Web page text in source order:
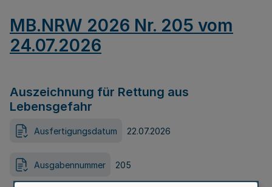
MB.NRW 2026 Nr. 205 vom
24.07.2026
Auszeichnung für Rettung aus
Lebensgefahr
Ausfertigungsdatum 22.07.2026
Ausgabennummer 205